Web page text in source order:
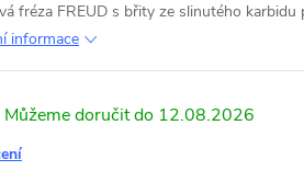
fréza FREUD s břity ze slinutého karbidu
informace
12.08.2026